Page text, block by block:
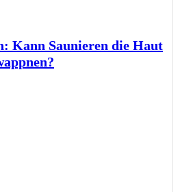
Kann Saunieren die Haut